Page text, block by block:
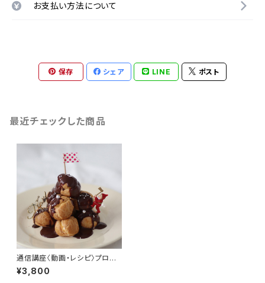
お支払い方法について
保存 シェア LINE ポスト
最近チェックした商品
通信講座〈動画・レシピ〉プロフィ
ットロール
¥3,800